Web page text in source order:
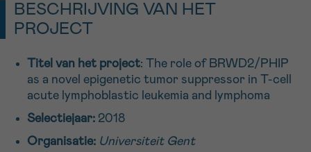
BESCHRIJVING VAN HET
PROJECT
Titel van het project: The role of BRWD2/PHIP
as a novel epigenetic tumor suppressor in T-cell
acute lymphoblastic leukemia and lymphoma
Selectiejaar: 2018
Organisatie: Universiteit Gent
VOORNAAM
Via ons
contactformulier
Meer weten over Kankerinfo
TERUG
NAAM
VOORNAAM
9h-11h
13h-16h
16h-18h